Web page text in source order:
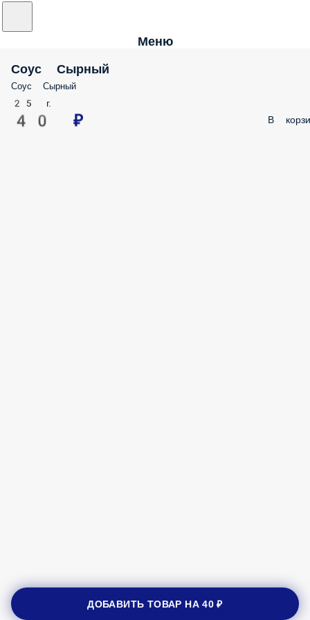
Меню
Соус Сырный
Соус Сырный
25 г.
40 ₽ В
ДОБАВИТЬ ТОВАР НА40 ₽